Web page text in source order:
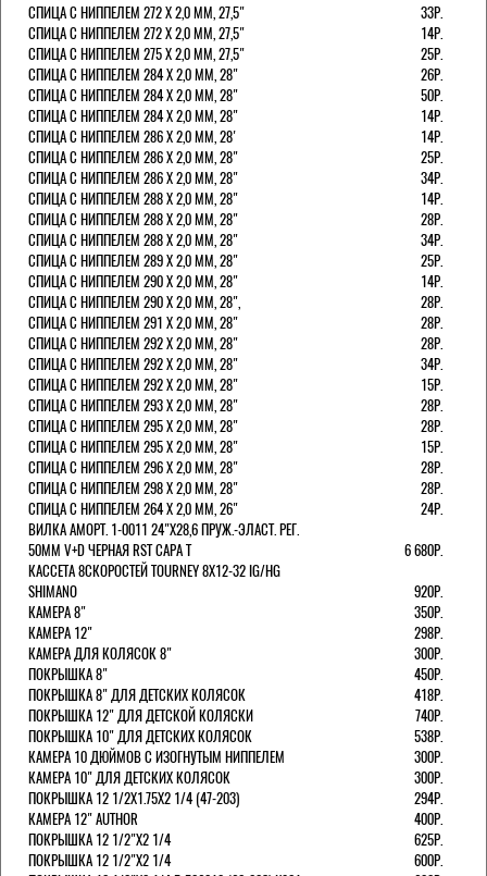
СПИЦА С НИППЕЛЕМ 272 Х 2,0 ММ, 27,5"
33Р.
СПИЦА С НИППЕЛЕМ 272 Х 2,0 ММ, 27,5"
14Р.
СПИЦА С НИППЕЛЕМ 275 Х 2,0 ММ, 27,5"
25Р.
СПИЦА С НИППЕЛЕМ 284 Х 2,0 ММ, 28"
26Р.
СПИЦА С НИППЕЛЕМ 284 Х 2,0 ММ, 28"
50Р.
СПИЦА С НИППЕЛЕМ 284 Х 2,0 ММ, 28"
14Р.
СПИЦА С НИППЕЛЕМ 286 Х 2,0 ММ, 28'
14Р.
СПИЦА С НИППЕЛЕМ 286 Х 2,0 ММ, 28"
25Р.
СПИЦА С НИППЕЛЕМ 286 Х 2,0 ММ, 28"
34Р.
СПИЦА С НИППЕЛЕМ 288 Х 2,0 ММ, 28"
14Р.
СПИЦА С НИППЕЛЕМ 288 Х 2,0 ММ, 28"
28Р.
СПИЦА С НИППЕЛЕМ 288 Х 2,0 ММ, 28"
34Р.
СПИЦА С НИППЕЛЕМ 289 Х 2,0 ММ, 28"
25Р.
СПИЦА С НИППЕЛЕМ 290 Х 2,0 ММ, 28"
14Р.
СПИЦА С НИППЕЛЕМ 290 Х 2,0 ММ, 28",
28Р.
СПИЦА С НИППЕЛЕМ 291 Х 2,0 ММ, 28"
28Р.
СПИЦА С НИППЕЛЕМ 292 Х 2,0 ММ, 28"
28Р.
СПИЦА С НИППЕЛЕМ 292 Х 2,0 ММ, 28"
34Р.
СПИЦА С НИППЕЛЕМ 292 Х 2,0 ММ, 28"
15Р.
СПИЦА С НИППЕЛЕМ 293 Х 2,0 ММ, 28"
28Р.
СПИЦА С НИППЕЛЕМ 295 Х 2,0 ММ, 28"
28Р.
СПИЦА С НИППЕЛЕМ 295 Х 2,0 ММ, 28"
15Р.
СПИЦА С НИППЕЛЕМ 296 Х 2,0 ММ, 28"
28Р.
СПИЦА С НИППЕЛЕМ 298 Х 2,0 ММ, 28"
28Р.
СПИЦА С НИППЕЛЕМ 264 Х 2,0 ММ, 26"
24Р.
ВИЛКА АМОРТ. 1-0011 24"Х28,6 ПРУЖ.-ЭЛАСТ. РЕГ.
50ММ V+D ЧЕРНАЯ RST CAPA Т
6 680Р.
КАССЕТА 8СКОРОСТЕЙ TOURNEY 8Х12-32 IG/HG
SHIMANO
920Р.
КАМЕРА 8"
350Р.
КАМЕРА 12"
298Р.
КАМЕРА ДЛЯ КОЛЯСОК 8"
300Р.
ПОКРЫШКА 8"
450Р.
ПОКРЫШКА 8" ДЛЯ ДЕТСКИХ КОЛЯСОК
418Р.
ПОКРЫШКА 12" ДЛЯ ДЕТСКОЙ КОЛЯСКИ
740Р.
ПОКРЫШКА 10" ДЛЯ ДЕТСКИХ КОЛЯСОК
538Р.
КАМЕРА 10 ДЮЙМОВ С ИЗОГНУТЫМ НИППЕЛЕМ
300Р.
КАМЕРА 10" ДЛЯ ДЕТСКИХ КОЛЯСОК
300Р.
ПОКРЫШКА 12 1/2X1.75X2 1/4 (47-203)
294Р.
КАМЕРА 12" AUTHOR
400Р.
ПОКРЫШКА 12 1/2"Х2 1/4
625Р.
ПОКРЫШКА 12 1/2"Х2 1/4
600Р.